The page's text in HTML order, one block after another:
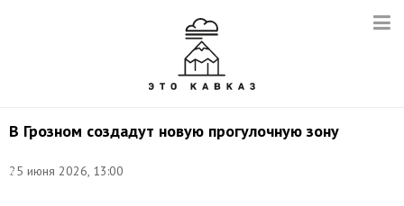
В Грозном создадут новую прогулочную зону
25 июня 2026, 13:00
©